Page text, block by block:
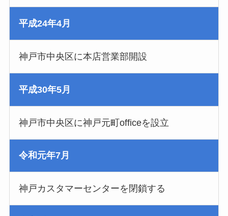
平成24年4月
神戸市中央区に本店営業部開設
平成30年5月
神戸市中央区に神戸元町officeを設立
令和元年7月
神戸カスタマーセンターを閉鎖する